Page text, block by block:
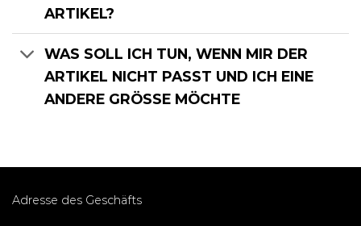
ARTIKEL?
WAS SOLL ICH TUN, WENN MIR DER
ARTIKEL NICHT PASST UND ICH EINE
ANDERE GRÖSSE MÖCHTE
Adresse des Geschäfts